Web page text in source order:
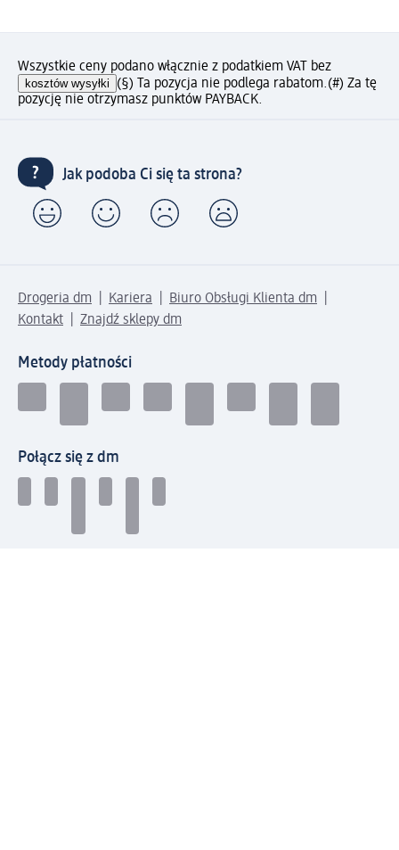
Wszystkie ceny podano włącznie z podatkiem VAT bez
kosztów wysyłki (§) Ta pozycja nie podlega rabatom.(#) Za tę
pozycję nie otrzymasz punktów PAYBACK.
Jak podoba Ci się ta strona?
Drogeria dm Kariera
Biuro Obsługi Klienta dm
Kontakt
Znajdź sklepy dm
Metody płatności
Połącz się z dm